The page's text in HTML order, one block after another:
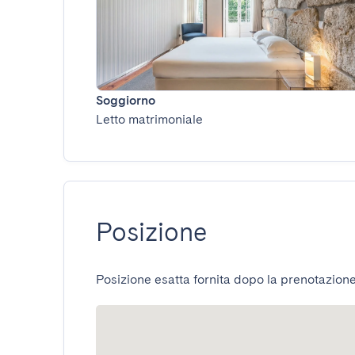
Soggiorno
Letto matrimoniale
Posizione
Posizione esatta fornita dopo la